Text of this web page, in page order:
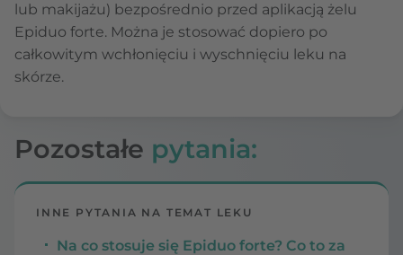
lub makijażu) bezpośrednio przed aplikacją żelu
Epiduo forte. Można je stosować dopiero po
całkowitym wchłonięciu i wyschnięciu leku na
skórze.
Pozostałe pytania:
INNE PYTANIA NA TEMAT LEKU
Na co stosuje się Epiduo forte? Co to za